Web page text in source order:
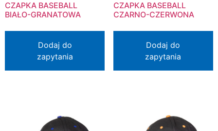
CZAPKA BASEBALL
BIAŁO-GRANATOWA
Dodaj do
zapytania
CZAPKA BASEBALL
CZARNO-CZERWONA
Dodaj do
zapytania